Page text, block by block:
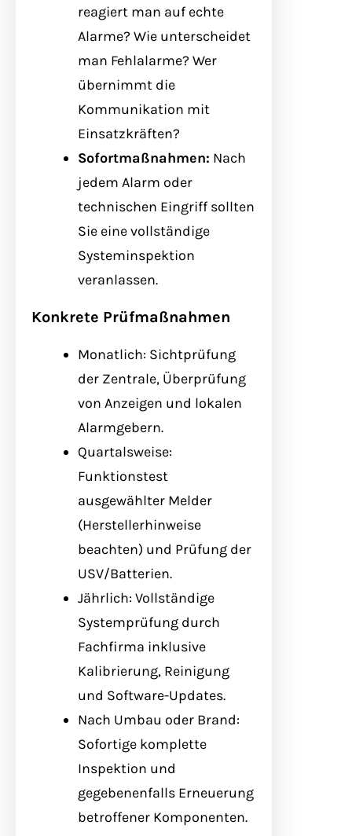
reagiert man auf echte
Alarme? Wie unterscheidet
man Fehlalarme? Wer
übernimmt die
Kommunikation mit
Einsatzkräften?
Sofortmaßnahmen: Nach
jedem Alarm oder
technischen Eingriff sollten
Sie eine vollständige
Systeminspektion
veranlassen.
Konkrete Prüfmaßnahmen
Monatlich: Sichtprüfung
der Zentrale, Überprüfung
von Anzeigen und lokalen
Alarmgebern.
Quartalsweise:
Funktionstest
ausgewählter Melder
(Herstellerhinweise
beachten) und Prüfung der
USV/Batterien.
Jährlich: Vollständige
Systemprüfung durch
Fachfirma inklusive
Kalibrierung, Reinigung
und Software-Updates.
Nach Umbau oder Brand:
Sofortige komplette
Inspektion und
gegebenenfalls Erneuerung
betroffener Komponenten.